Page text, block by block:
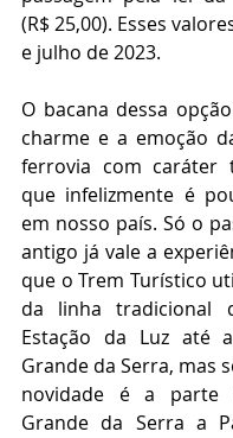
(R$ 25,00). Esses
e julho de 2023.
O bacana dessa
charme e a emoção
ferrovia com caráter
que infelizmente é
em nosso país. Só o
antigo já vale a
que o Trem Turístico
da linha tradicional
Estação da Luz até
Grande da Serra, mas
novidade é a parte
Grande da Serra a